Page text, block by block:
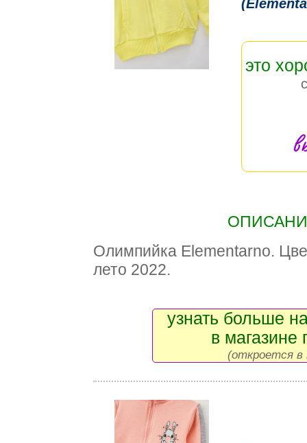
это
Олимпийка Elementarno.
лето 2022.
узнать больше
в магазине
(откроется в